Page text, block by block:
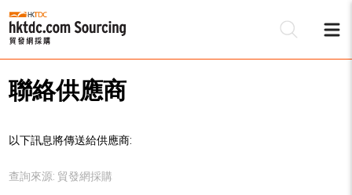
聯絡供應商
以下訊息將傳送給供應商:
查詢來源: 貿發網採購